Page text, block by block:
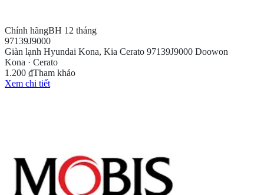
Chính hãngBH 12 tháng
97139J9000
Giàn lạnh Hyundai Kona, Kia Cerato 97139J9000 Doowon
Kona · Cerato
1.200 ₫Tham khảo
Xem chi tiết